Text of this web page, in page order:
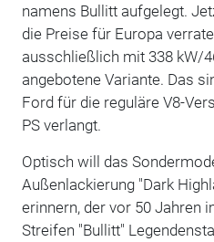
namens Bullitt aufgelegt.
die Preise für Europa
ausschließlich mit 338 kW/
angebotene Variante. Das
Ford für die reguläre V8-
PS verlangt.
Optisch will das
Außenlackierung "Dark
erinnern, der vor 50 Jahren
Streifen "Bullitt"